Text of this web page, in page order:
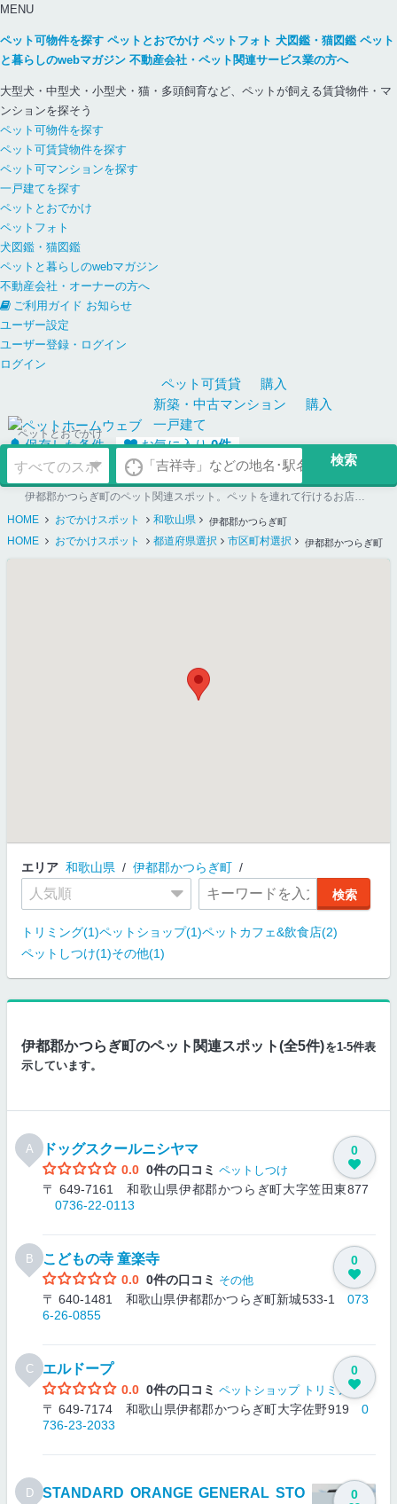
MENU
ペット可物件を探す ペットとおでかけ ペットフォト 犬図鑑・猫図鑑 ペット
と暮らしのwebマガジン 不動産会社・ペット関連サービス業の方へ
大型犬・中型犬・小型犬・猫・多頭飼育など、ペットが飼える賃貸物件・マ
ンションを探そう
ペット可物件を探す
ペット可賃貸物件を探す
ペット可マンションを探す
一戸建てを探す
ペットとおでかけ
ペットフォト
犬図鑑・猫図鑑
ペットと暮らしのwebマガジン
不動産会社・オーナーの方へ
ご利用ガイド お知らせ
ユーザー設定
ユーザー登録・ログイン
ログイン
ペット可賃貸
購入
新築・中古マンション
購入
一戸建て
保存した条件
お気に入り0件
ペットとおでかけ
伊都郡かつらぎ町のペット関連スポット。ペットを連れて行けるお店探しならペットホームウェブ
HOME
おでかけスポット 和歌山県 伊都郡かつらぎ町
HOME おでかけスポット 都道府県選択 市区町村選択 伊都郡かつらぎ町
エリア 和歌山県 伊都郡かつらぎ町
トリミング(1)ペットショップ(1)ペットカフェ&飲食店(2)
ペットしつけ(1)その他(1)
伊都郡かつらぎ町のペット関連スポット(全5件)を1-5件表
示しています。
A ドッグスクールニシヤマ
0.0 0件の口コミ ペットしつけ
〒 649-7161 和歌山県伊都郡かつらぎ町大字笠田東877
0736-22-0113
0
B こどもの寺 童楽寺
0.0 0件の口コミ その他
〒 640-1481 和歌山県伊都郡かつらぎ町新城533-1 073
6-26-0855
0
C エルドープ
0.0 0件の口コミ ペットショップ トリミング
〒 649-7174 和歌山県伊都郡かつらぎ町大字佐野919 0
736-23-2033
0
D
STANDARD ORANGE GENERAL STO
0